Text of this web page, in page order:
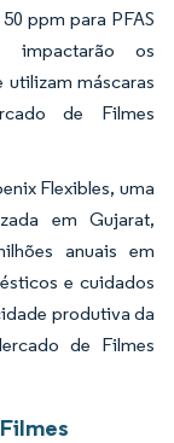
ppm para PFAS
impactarão os
utilizam máscaras
de Filmes
Flexibles, uma
em Gujarat,
anuais em
e cuidados
produtiva da
de Filmes